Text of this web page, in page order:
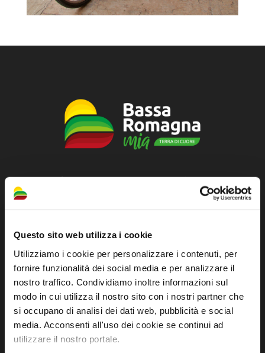
Questo sito web utilizza i cookie
Utilizziamo i cookie per personalizzare i contenuti, per
fornire funzionalità dei social media e per analizzare il
nostro traffico. Condividiamo inoltre informazioni sul
modo in cui utilizza il nostro sito con i nostri partner che
si occupano di analisi dei dati web, pubblicità e social
media. Acconsenti all'uso dei cookie se continui ad
utilizzare il nostro portale.
Municipalities of Bassa Romagna
48012 Bagnacavallo (RA)
Tel. +39 0545 280898
turismo@unione.labassaromagna.it
P.IVA e Cod. Fiscale 02291370399
P.E.C. pg.unione.labassaromagna.it@legalmail.it